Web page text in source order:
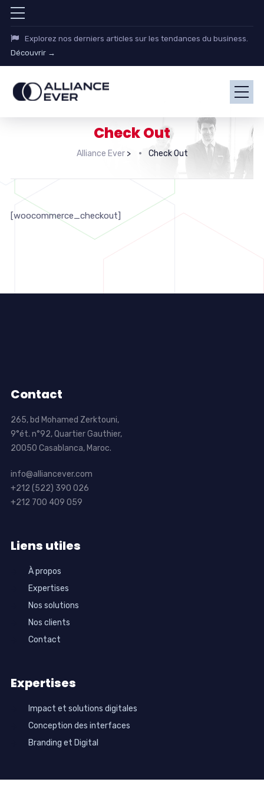
Explorez nos derniers articles sur les tendances du business.
Découvrir →
Check Out
Alliance Ever> Check Out
[woocommerce_checkout]
Contact
265, bd Mohamed Zerktouni,
9°ét. n°92, Quartier Gauthier,
20050 Casablanca, Maroc.
info@alliancever.com
+212 (522) 390 026
+212 700 409 059
Liens utiles
À propos
Expertises
Nos solutions
Nos clients
Contact
Expertises
Impact et solutions digitales
Conception des interfaces
Branding et Digital